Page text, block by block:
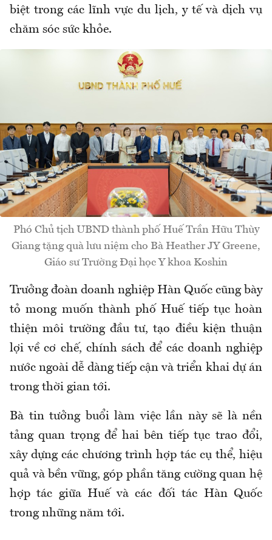
biệt trong các lĩnh vực du lịch, y tế và dịch vụ
chăm sóc sức khỏe.
Phó Chủ tịch UBND thành phố Huế Trần Hữu Thùy
Giang tặng quà lưu niệm cho Bà Heather JY Greene,
Giáo sư Trường Đại học Y khoa Koshin
Trưởng đoàn doanh nghiệp Hàn Quốc cũng bày
tỏ mong muốn thành phố Huế tiếp tục hoàn
thiện môi trường đầu tư, tạo điều kiện thuận
lợi về cơ chế, chính sách để các doanh nghiệp
nước ngoài dễ dàng tiếp cận và triển khai dự án
trong thời gian tới.
Bà tin tưởng buổi làm việc lần này sẽ là nền
tảng quan trọng để hai bên tiếp tục trao đổi,
xây dựng các chương trình hợp tác cụ thể, hiệu
quả và bền vững, góp phần tăng cường quan hệ
hợp tác giữa Huế và các đối tác Hàn Quốc
trong những năm tới.